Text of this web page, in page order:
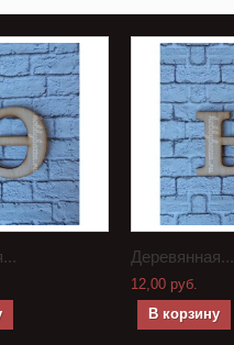
Деревянная...
12,00 руб.
В корзину